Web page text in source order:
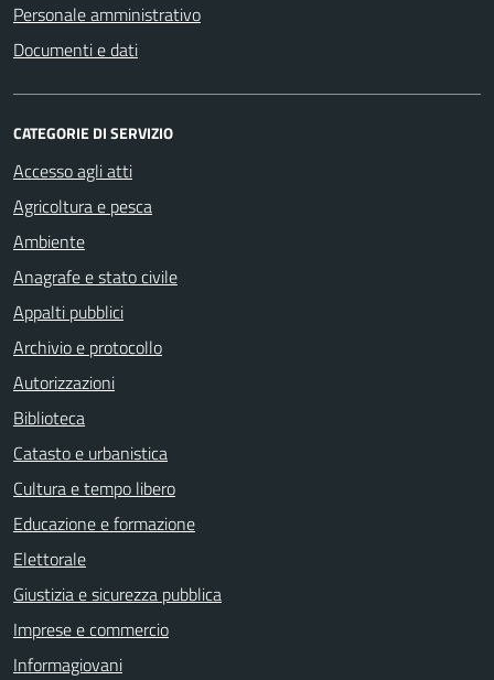
Personale amministrativo
Documenti e dati
CATEGORIE DI SERVIZIO
Accesso agli atti
Agricoltura e pesca
Ambiente
Anagrafe e stato civile
Appalti pubblici
Archivio e protocollo
Autorizzazioni
Biblioteca
Catasto e urbanistica
Cultura e tempo libero
Educazione e formazione
Elettorale
Giustizia e sicurezza pubblica
Imprese e commercio
Informagiovani